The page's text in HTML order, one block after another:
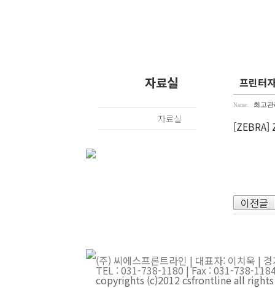
자료실
자료실
프린터
Name: 최고
[ZEBRA]
이전글
(주) 씨에스프론트라인 | 대표자: 이치욱 |
TEL : 031-738-1180 | Fax : 031-738-
copyrights (c)2012 csfrontline all